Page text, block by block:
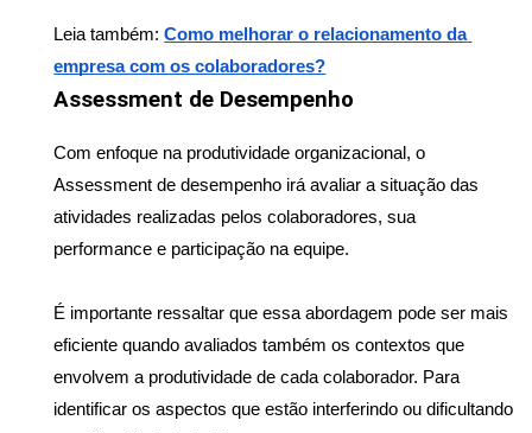
Leia também: Como melhorar o relacionamento da
empresa com os colaboradores?
Assessment de Desempenho
Com enfoque na produtividade organizacional, o
Assessment de desempenho irá avaliar a situação das
atividades realizadas pelos colaboradores, sua
performance e participação na equipe.
É importante ressaltar que essa abordagem pode ser mais
eficiente quando avaliados também os contextos que
envolvem a produtividade de cada colaborador. Para
identificar os aspectos que estão interferindo ou dificultando